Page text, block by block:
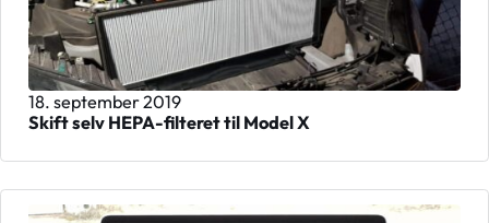
18. september 2019
Skift selv HEPA-filteret til Model X